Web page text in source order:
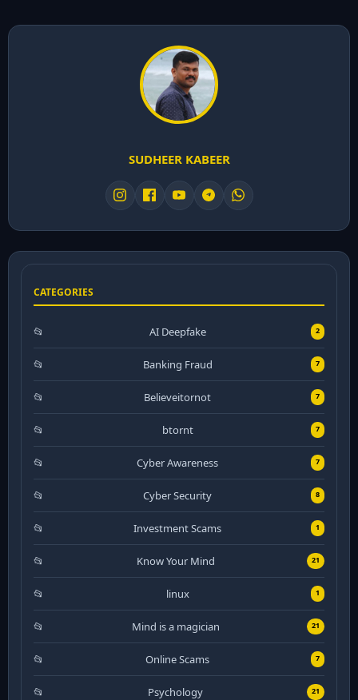
SUDHEER KABEER
CATEGORIES
AI Deepfake 2
Banking Fraud 7
Believeitornot 7
btornt 7
Cyber Awareness 7
Cyber Security 8
Investment Scams 1
Know Your Mind 21
linux 1
Mind is a magician 21
Online Scams 7
Psychology 21